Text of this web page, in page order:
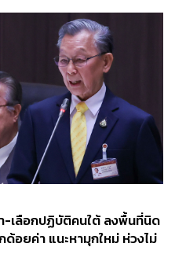
-เลือกปฏิบัติคนใต้ ลงพื้นที่นิด
อยค่า แนะหามุกใหม่ ห่วงไม่